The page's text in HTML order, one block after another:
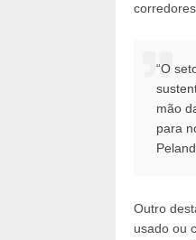
“O
mão
para
Outro
usado ou